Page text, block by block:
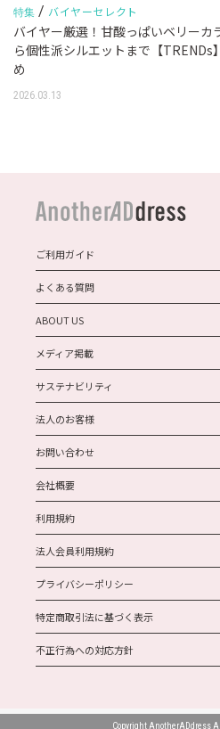
特集 / バイヤーセレクト
バイヤー厳選！甘酸っぱいベリーカ
ら個性派シルエットまで【TRENDs
め
2026.03.13
ご利用ガイド
よくある質問
ABOUT US
メディア掲載
サステナビリティ
法人のお客様
お問い合わせ
会社概要
利用規約
法人会員利用規約
プライバシーポリシー
特定商取引法に基づく表示
不正行為への対応方針
Copyright AnotherADdress